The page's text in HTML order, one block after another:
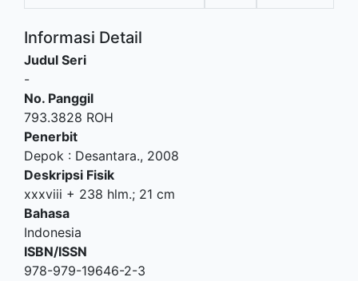
Informasi Detail
Judul Seri
-
No. Panggil
793.3828 ROH
Penerbit
Depok : Desantara., 2008
Deskripsi Fisik
xxxviii + 238 hlm.; 21 cm
Bahasa
Indonesia
ISBN/ISSN
978-979-19646-2-3